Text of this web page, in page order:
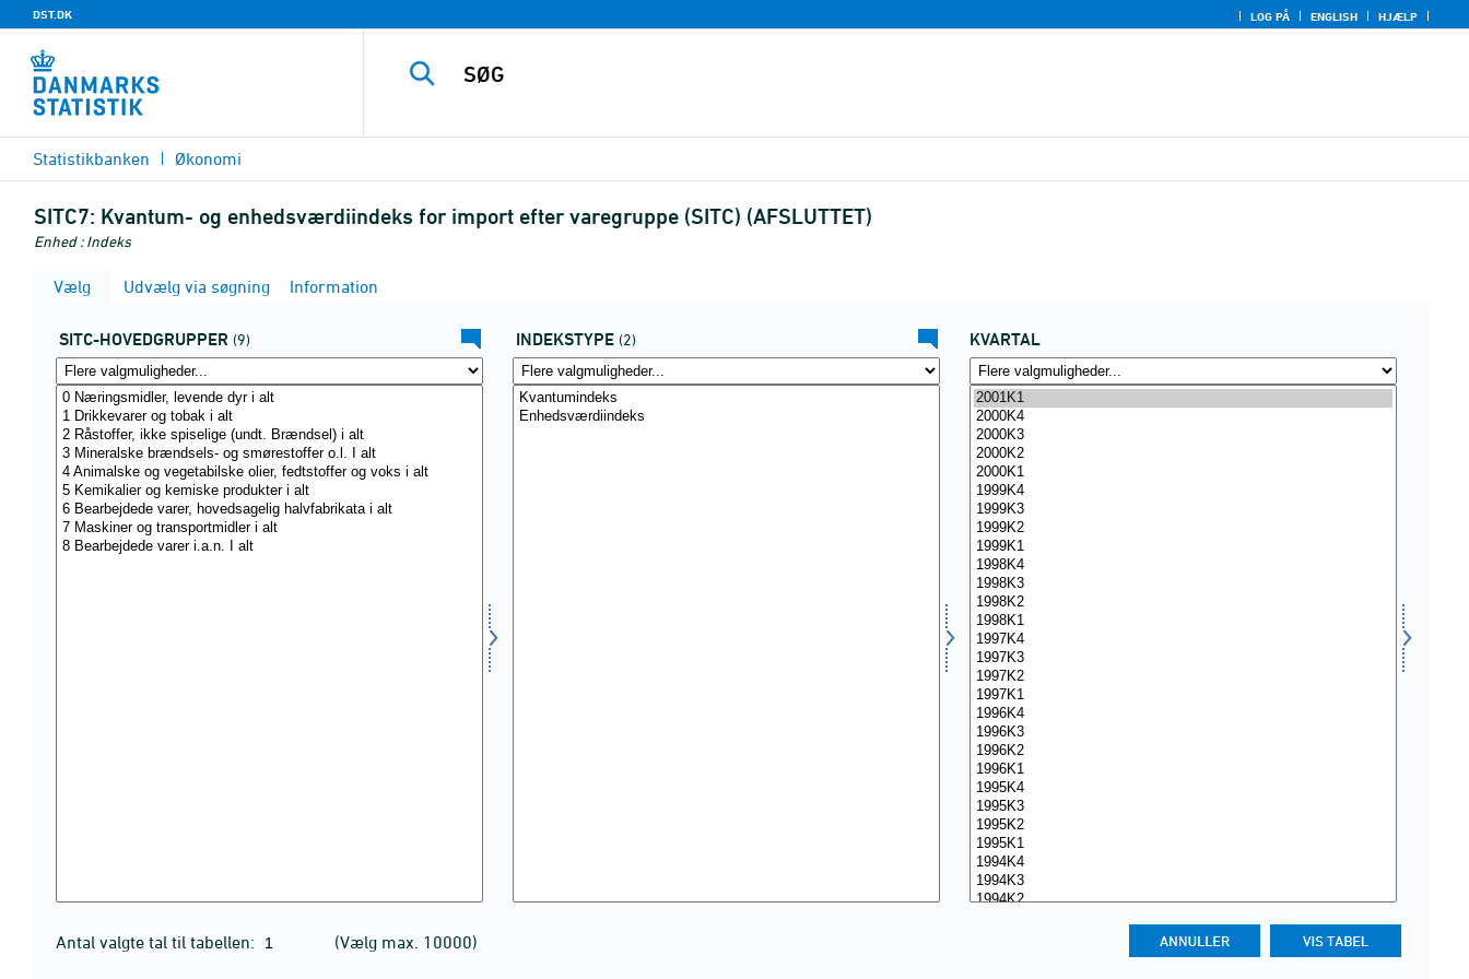
DST.DK LOG PÅ ENGLISH HJÆLP
Statistikbanken Økonomi
SITC7: Kvantum- og enhedsværdiindeks for import efter varegruppe (SITC) (AFSLUTTET)
Enhed : Indeks
Vælg Udvælg via søgning Information
SITC-HOVEDGRUPPER (9) INDEKSTYPE (2) KVARTAL
Antal valgte tal til tabellen: (Vælg max. 10000)